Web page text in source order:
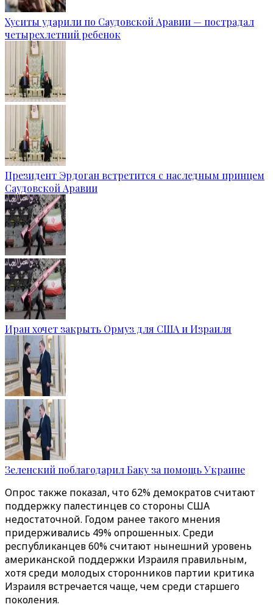
Хуситы ударили по Саудовской Аравии — пострадал
четырехлетний ребенок
Президент Эрдоган встретится с наследным принцем
Саудовской Аравии
Иран хочет закрыть Ормуз для США и Израиля
Зеленский поблагодарил Баку за помощь Украине
Опрос также показал, что 62% демократов считают
поддержку палестинцев со стороны США
недостаточной. Годом ранее такого мнения
придерживались 49% опрошенных. Среди
республиканцев 60% считают нынешний уровень
американской поддержки Израиля правильным,
хотя среди молодых сторонников партии критика
Израиля встречается чаще, чем среди старшего
поколения.